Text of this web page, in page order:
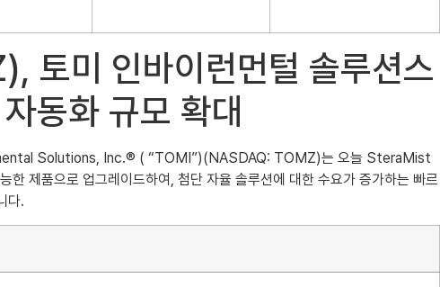
미 인바이런먼털 솔루션스
동화 규모 확대
Solutions, Inc.® ( “TOMI”)(NASDAQ: TOMZ)는 오늘 SteraMist
제품으로 업그레이드하여, 첨단 자율 솔루션에 대한 수요가 증가하는 빠르
다.